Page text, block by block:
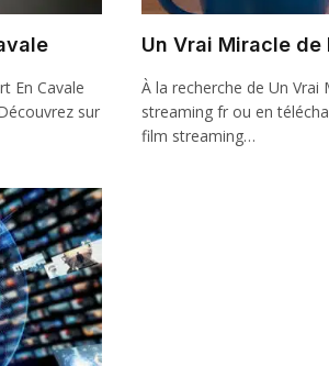
En Cavale
sur
Un Vrai Miracle de
À la recherche de Un Vrai
streaming fr ou en
film streaming…